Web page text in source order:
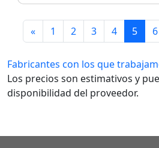
« 1 2 3 4 5 6
Fabricantes con los que
Los precios son estimativos y
disponibilidad del proveedor.